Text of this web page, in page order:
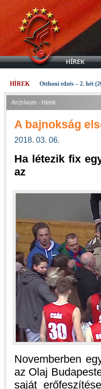
HÍREK Otthoni edzés – 2. hét
Archívum - Hírek
A bajnokság
2018. 03. 06.
Ha létezik fix
az
Novemberben
az Olaj
saját